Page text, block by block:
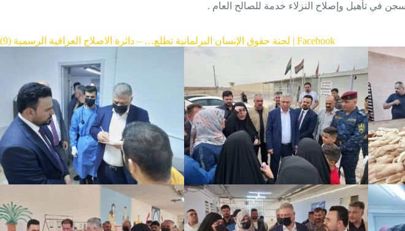
في تأهيل وإصلاح النزلاء خدمة للصالح العام .
(9) لجنة حقوق الإنسان البرلمانية تطلع… – دائرة الاصلاح العراقية الرسمية | Facebook